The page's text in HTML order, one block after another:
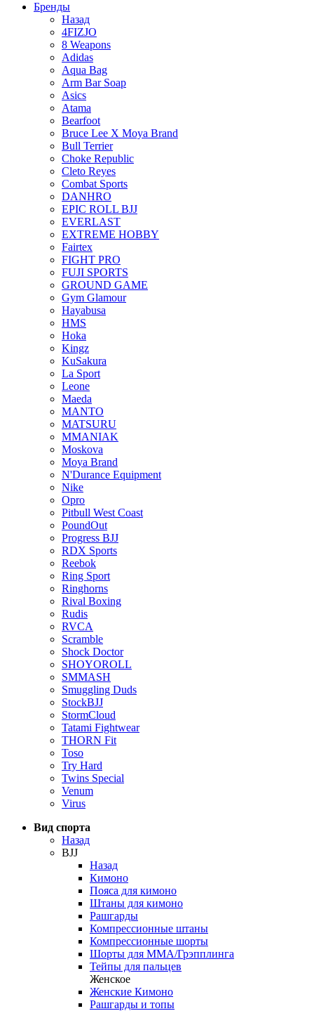
Бренды
Назад
4FIZJO
8 Weapons
Adidas
Aqua Bag
Arm Bar Soap
Asics
Atama
Bearfoot
Bruce Lee X Moya Brand
Bull Terrier
Choke Republic
Cleto Reyes
Combat Sports
DANHRO
EPIC ROLL BJJ
EVERLAST
EXTREME HOBBY
Fairtex
FIGHT PRO
FUJI SPORTS
GROUND GAME
Gym Glamour
Hayabusa
HMS
Hoka
Kingz
KuSakura
La Sport
Leone
Maeda
MANTO
MATSURU
MMANIAK
Moskova
Moya Brand
N'Durance Equipment
Nike
Opro
Pitbull West Coast
PoundOut
Progress BJJ
RDX Sports
Reebok
Ring Sport
Ringhorns
Rival Boxing
Rudis
RVCA
Scramble
Shock Doctor
SHOYOROLL
SMMASH
Smuggling Duds
StockBJJ
StormCloud
Tatami Fightwear
THORN Fit
Toso
Try Hard
Twins Special
Venum
Virus
Вид спорта
Назад
BJJ
Назад
Кимоно
Пояса для кимоно
Штаны для кимоно
Рашгарды
Компрессионные штаны
Компрессионные шорты
Шорты для ММА/Грэпплинга
Тейпы для пальцев
Женское
Женские Кимоно
Рашгарды и топы